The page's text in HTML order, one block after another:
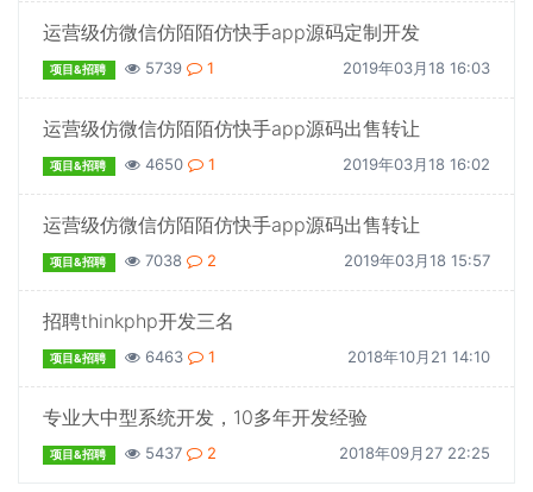
运营级仿微信仿陌陌仿快手app源码定制开发
项目&招聘 5739 1 2019年03月18 16:03
运营级仿微信仿陌陌仿快手app源码出售转让
项目&招聘 4650 1 2019年03月18 16:02
运营级仿微信仿陌陌仿快手app源码出售转让
项目&招聘 7038 2 2019年03月18 15:57
招聘thinkphp开发三名
项目&招聘 6463 1 2018年10月21 14:10
专业大中型系统开发，10多年开发经验
项目&招聘 5437 2 2018年09月27 22:25